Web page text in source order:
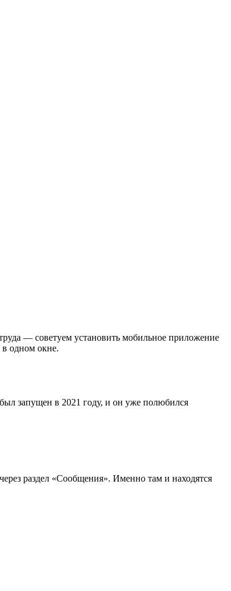
— советуем установить мобильное приложение
одном окне.
запущен в 2021 году, и он уже полюбился
раздел «Сообщения». Именно там и находятся